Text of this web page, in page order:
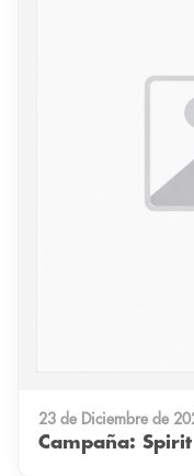
23 de Diciembre de
Campaña: